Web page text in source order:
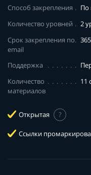
Способ закрепления
По
Количество уровней
2
Срок закрепления по
email
365
Поддержка
Количество
материалов
11
Открытая ?
Ссылки